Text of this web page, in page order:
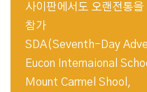
사이판에서도 오랜전통
참가
SDA(Seventh-Day
Eucon Internaional
Mount Carmel Shool,